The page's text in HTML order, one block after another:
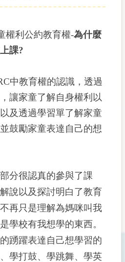
權利公約教育權-為什麼
課?
中教育權的認識，透過
讓家童了解自身權利以
及透過學習單了解家童
鼓勵家童表達自己的想
分很認真的參與了課
說以及探討明白了教育
再只是理解為媽咪叫我
學校有我想學的東西。
踴躍表達自己想學習的
學打鼓、學跳舞、學英